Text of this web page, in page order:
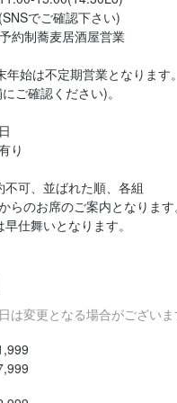
でご確認下さい)
約制蕎麦居酒屋営業
始は不定期営業となります。
ご確認ください)。
り
可、並ばれた順、各組
らのお席のご案内となります。
は変更となる場合がございま